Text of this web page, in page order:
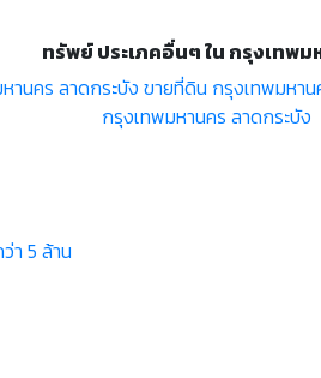
ทรัพย์ ประเภคอื่นๆ ใน กรุงเทพม
านคร ลาดกระบัง ขายที่ดิน กรุงเทพมหาน
กรุงเทพมหานคร ลาดกระบัง
า 5 ล้าน